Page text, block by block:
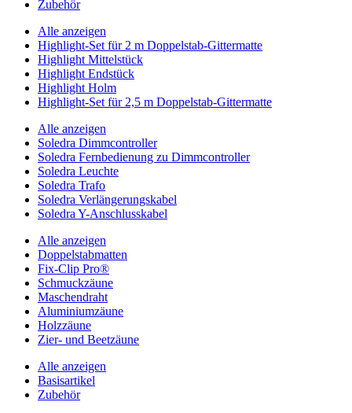
Zubehör
Alle anzeigen
Highlight-Set für 2 m Doppelstab-Gittermatte
Highlight Mittelstück
Highlight Endstück
Highlight Holm
Highlight-Set für 2,5 m Doppelstab-Gittermatte
Alle anzeigen
Soledra Dimmcontroller
Soledra Fernbedienung zu Dimmcontroller
Soledra Leuchte
Soledra Trafo
Soledra Verlängerungskabel
Soledra Y-Anschlusskabel
Alle anzeigen
Doppelstabmatten
Fix-Clip Pro®
Schmuckzäune
Maschendraht
Aluminiumzäune
Holzzäune
Zier- und Beetzäune
Alle anzeigen
Basisartikel
Zubehör